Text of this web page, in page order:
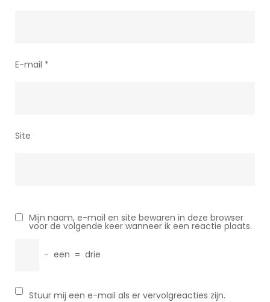
E-mail *
Site
Mijn naam, e-mail en site bewaren in deze browser
voor de volgende keer wanneer ik een reactie plaats.
− een = drie
Stuur mij een e-mail als er vervolgreacties zijn.